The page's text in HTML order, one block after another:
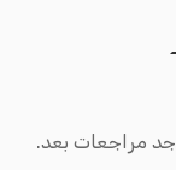
مراجعات بعد.